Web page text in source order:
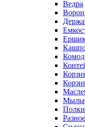
Ведра
Полки
Разное